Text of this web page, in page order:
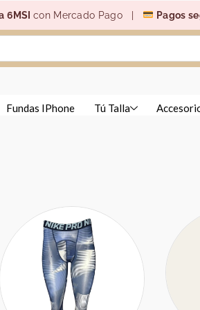
6MSIcon Mercado Pago | Pagos
Fundas IPhone Tú Talla